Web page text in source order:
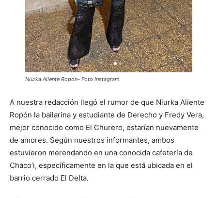
Niurka Aliente Ropon- Foto Instagram
A nuestra redacción llegó el rumor de que Niurka Aliente
Ropón la bailarina y estudiante de Derecho y Fredy Vera,
mejor conocido como El Churero, estarían nuevamente
de amores. Según nuestros informantes, ambos
estuvieron merendando en una conocida cafetería de
Chaco’i, específicamente en la que está ubicada en el
barrio cerrado El Delta.